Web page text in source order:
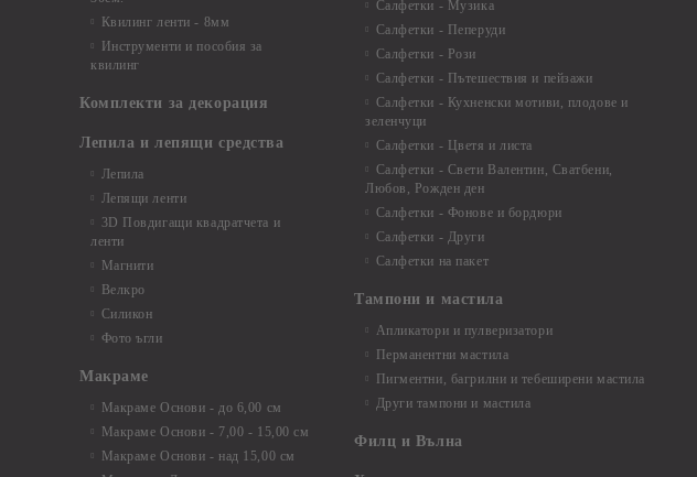
Квилинг ленти - 8мм
Инструменти и пособия за
квилинг
Комплекти за декорация
Лепила и лепящи средства
Лепила
Лепящи ленти
3D Повдигащи квадратчета и
ленти
Магнити
Велкро
Силикон
Фото ъгли
Макраме
Макраме Основи - до 6,00 см
Макраме Основи - 7,00 - 15,00 см
Макраме Основи - над 15,00 см
Салфетки - Музика
Салфетки - Пеперуди
Салфетки - Рози
Салфетки - Пътешествия и пейзажи
Салфетки - Кухненски мотиви, плодове и
зеленчуци
Салфетки - Цветя и листа
Салфетки - Свети Валентин, Сватбени,
Любов, Рожден ден
Салфетки - Фонове и бордюри
Салфетки - Други
Салфетки на пакет
Тампони и мастила
Апликатори и пулверизатори
Перманентни мастила
Пигментни, багрилни и тебеширени мастила
Други тампони и мастила
Филц и Вълна